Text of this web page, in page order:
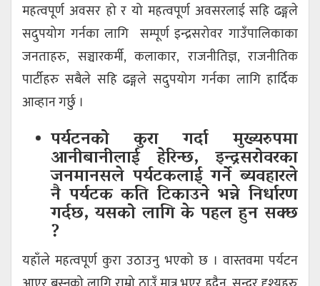
महत्वपूर्ण अवसर हो र यो महत्वपूर्ण अवसरलाई सहि ढङ्गले
सदुपयोग गर्नका लागि सम्पूर्ण इन्द्रसरोवर गाउँपालिकाका
जनताहरु, सञ्चारकर्मी, कलाकार, राजनीतिज्ञ, राजनीतिक
पार्टीहरु सबैले सहि ढङ्गले सदुपयोग गर्नका लागि हार्दिक
आव्हान गर्छु ।
पर्यटनको कुरा गर्दा मुख्यरुपमा
आनीबानीलाई हेरिन्छ, इन्द्रसरोवरका
जनमानसले पर्यटकलाई गर्ने ब्यवहारले
नै पर्यटक कति टिकाउने भन्ने निर्धारण
गर्दछ, यसको लागि के पहल हुन सक्छ
?
यहाँले महत्वपूर्ण कुरा उठाउनु भएको छ । वास्तवमा पर्यटन